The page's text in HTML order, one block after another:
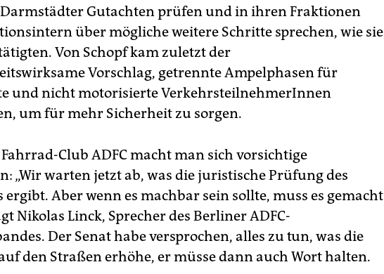
Gutachten prüfen und in ihren Fraktionen
über mögliche weitere Schritte sprechen, wie sie
Von Schopf kam zuletzt der
Vorschlag, getrennte Ampelphasen für
und nicht motorisierte VerkehrsteilnehmerInnen
um für mehr Sicherheit zu sorgen.
Club ADFC macht man sich vorsichtige
„Wir warten jetzt ab, was die juristische Prüfung des
ergibt. Aber wenn es machbar sein sollte, muss es gemacht
Nikolas Linck, Sprecher des Berliner ADFC-
Der Senat habe versprochen, alles zu tun, was die
den Straßen erhöhe, er müsse dann auch Wort halten.